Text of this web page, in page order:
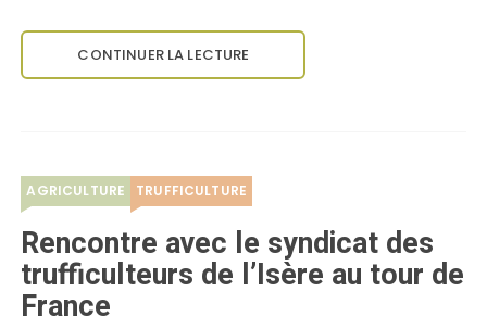
CONTINUER LA LECTURE
AGRICULTURE TRUFFICULTURE
Rencontre avec le syndicat des
trufficulteurs de l’Isère au tour de
France